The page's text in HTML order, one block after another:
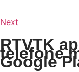
Next
RTVTK
telefone
Google